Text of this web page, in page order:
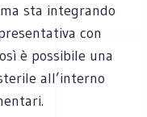
sta integrando
con
è possibile una
all’interno